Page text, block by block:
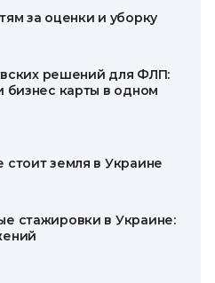
за оценки и уборку
решений для ФЛП:
бизнес карты в одном
земля в Украине
стажировки в Украине: